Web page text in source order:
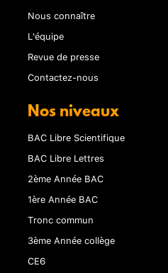
Nous connaître
L'équipe
Revue de presse
Contactez-nous
Nos niveaux
BAC Libre Scientifique
BAC Libre Lettres
2ème Année BAC
1ère Année BAC
Tronc commun
3ème Année collège
CE6